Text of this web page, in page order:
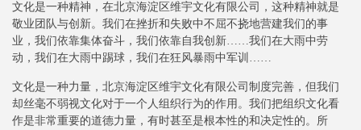
文化是一种精神，在北京海淀区维宇文化有限公司，这种精神就是
敬业团队与创新。我们在挫折和失败中不屈不挠地营建我们的事
业，我们依靠集体奋斗，我们依靠自我创新……我们在大雨中劳
动，我们在大雨中踢球，我们在狂风暴雨中军训……
文化是一种力量，北京海淀区维宇文化有限公司制度完善，但我们
却丝毫不弱视文化对于一个人组织行为的作用。我们把组织文化看
作是非常重要的道德力量，有时甚至是根本性的和决定性的。所